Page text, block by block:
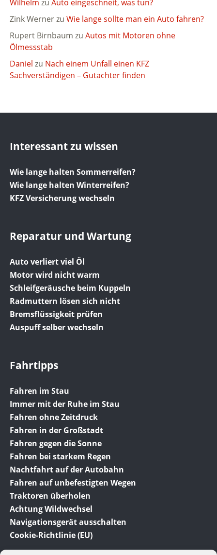
Wilhelm zu Auto eingeschneit, was tun?
Zink Wernerzu Wie lange sollte man ein Auto fahren?
Rupert Birnbaum zu Autos mit Motoren ohne
Ölmessstab
Daniel zu Nach einem Unfall einen KFZ
Sachverständigen – Gutachter finden
Interessant zu wissen
Wie lange halten Sommerreifen?
Wie lange halten Winterreifen?
KFZ Versicherung wechseln
Reparatur und Wartung
Auto verliert viel Öl
Motor wird nicht warm
Schleifgeräusche beim Kuppeln
Radmuttern lösen sich nicht
Bremsflüssigkeit prüfen
Auspuff selber wechseln
Fahrtipps
Fahren im Stau
Immer mit der Ruhe im Stau
Fahren ohne Zeitdruck
Fahren in der Großstadt
Fahren gegen die Sonne
Fahren bei starkem Regen
Nachtfahrt auf der Autobahn
Fahren auf unbefestigten Wegen
Traktoren überholen
Achtung Wildwechsel
Navigationsgerät ausschalten
Cookie-Richtlinie (EU)